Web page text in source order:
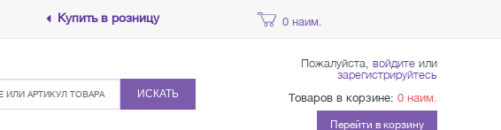
Купить в розницу 0 наим.
ИСКАТЬ
Пожалуйста, войдите или
зарегистрируйтесь
Товаров в корзине: 0 наим.
Перейти в корзину